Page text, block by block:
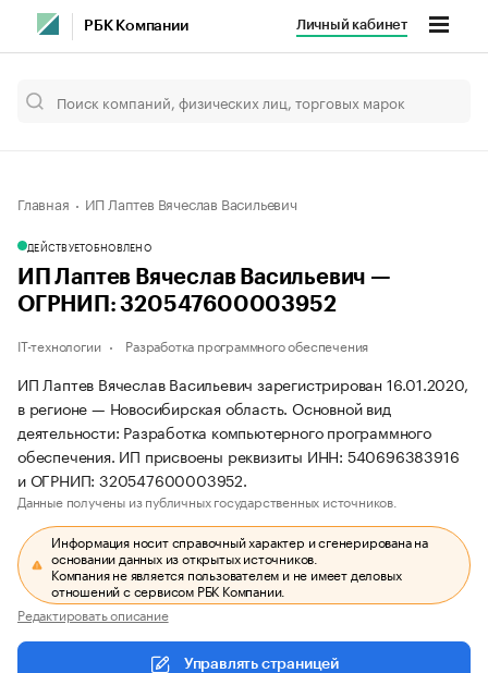
РБК Компании Личный кабинет
Главная ИП Лаптев Вячеслав Васильевич
ДЕЙСТВУЕТОБНОВЛЕНО
ИП Лаптев Вячеслав Васильевич —
ОГРНИП: 320547600003952
IT-технологии Разработка программного обеспечения
ИП Лаптев Вячеслав Васильевич зарегистрирован 16.01.2020,
в регионе — Новосибирская область. Основной вид
деятельности: Разработка компьютерного программного
обеспечения. ИП присвоены реквизиты ИНН: 540696383916
и ОГРНИП: 320547600003952.
Данные получены из публичных государственных источников.
Информация носит справочный характер и сгенерирована на
основании данных из открытых источников.
Компания не является пользователем и не имеет деловых
отношений с сервисом РБК Компании.
Редактировать описание
Управлять страницей